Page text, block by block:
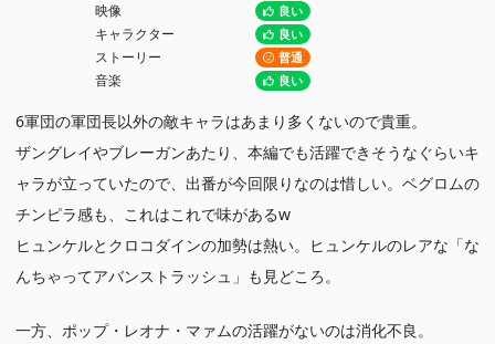
映像 良い
キャラクター 良い
ストーリー 普通
音楽 良い
6軍団の軍団長以外の敵キャラはあまり多くないので貴重。
ザングレイやブレーガンあたり、本編でも活躍できそうなぐらいキ
ャラが立っていたので、出番が今回限りなのは惜しい。ベグロムの
チンピラ感も、これはこれで味があるw
ヒュンケルとクロコダインの加勢は熱い。ヒュンケルのレアな「な
んちゃってアバンストラッシュ」も見どころ。
一方、ポップ・レオナ・マァムの活躍がないのは消化不良。